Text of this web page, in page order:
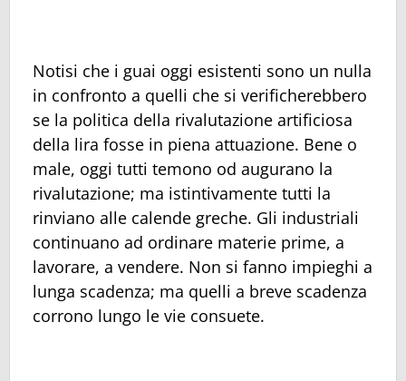
Notisi che i guai oggi esistenti sono un nulla
in confronto a quelli che si verificherebbero
se la politica della rivalutazione artificiosa
della lira fosse in piena attuazione. Bene o
male, oggi tutti temono od augurano la
rivalutazione; ma istintivamente tutti la
rinviano alle calende greche. Gli industriali
continuano ad ordinare materie prime, a
lavorare, a vendere. Non si fanno impieghi a
lunga scadenza; ma quelli a breve scadenza
corrono lungo le vie consuete.